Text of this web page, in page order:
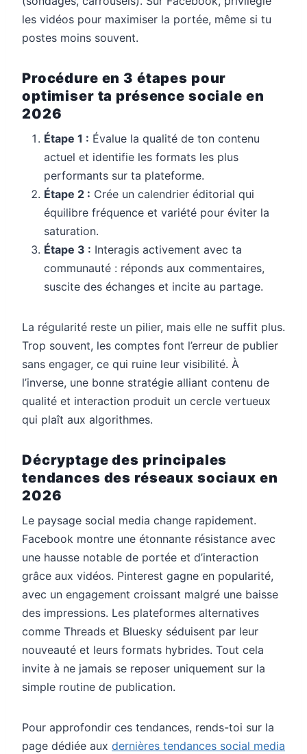
les vidéos pour maximiser la portée, même si tu
postes moins souvent.
Procédure en 3 étapes pour
optimiser ta présence sociale en
2026
Étape 1 : Évalue la qualité de ton contenu
actuel et identifie les formats les plus
performants sur ta plateforme.
Étape 2 : Crée un calendrier éditorial qui
équilibre fréquence et variété pour éviter la
saturation.
Étape 3 : Interagis activement avec ta
communauté : réponds aux commentaires,
suscite des échanges et incite au partage.
La régularité reste un pilier, mais elle ne suffit plus.
Trop souvent, les comptes font l’erreur de publier
sans engager, ce qui ruine leur visibilité. À
l’inverse, une bonne stratégie alliant contenu de
qualité et interaction produit un cercle vertueux
qui plaît aux algorithmes.
Décryptage des principales
tendances des réseaux sociaux en
2026
Le paysage social media change rapidement.
Facebook montre une étonnante résistance avec
une hausse notable de portée et d’interaction
grâce aux vidéos. Pinterest gagne en popularité,
avec un engagement croissant malgré une baisse
des impressions. Les plateformes alternatives
comme Threads et Bluesky séduisent par leur
nouveauté et leurs formats hybrides. Tout cela
invite à ne jamais se reposer uniquement sur la
simple routine de publication.
Pour approfondir ces tendances, rends-toi sur la
page dédiée aux dernières tendances social media